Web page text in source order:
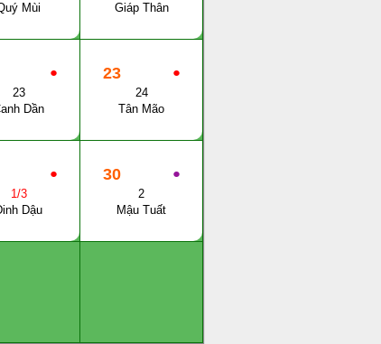
Mùi
Giáp Thân
●
23
Dần
●
23
24
Tân Mão
●
1/3
Dậu
●
30
2
Mậu Tuất